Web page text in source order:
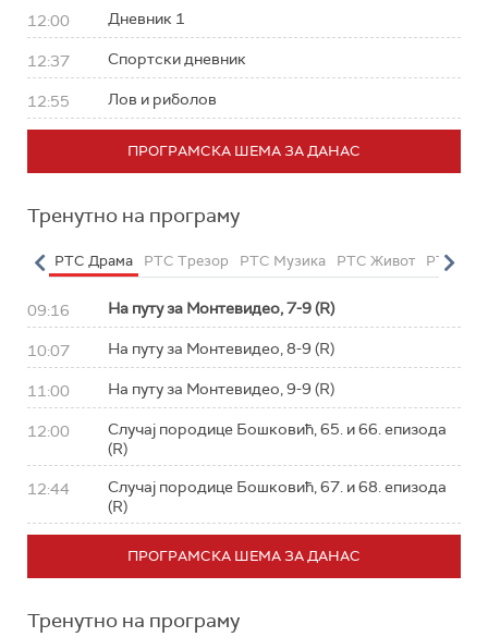
12:00 Дневник 1
12:37 Спортски дневник
12:55 Лов и риболов
ПРОГРАМСКА ШЕМА ЗА ДАНАС
Тренутно на програму
РТС Драма РТС Трезор РТС Музика РТС Живот РТС
09:16 На путу за Монтевидео, 7-9 (R)
10:07 На путу за Монтевидео, 8-9 (R)
11:00 На путу за Монтевидео, 9-9 (R)
12:00
Случај породице Бошковић, 65. и 66. епизода
(R)
12:44
Случај породице Бошковић, 67. и 68. епизода
(R)
ПРОГРАМСКА ШЕМА ЗА ДАНАС
Тренутно на програму